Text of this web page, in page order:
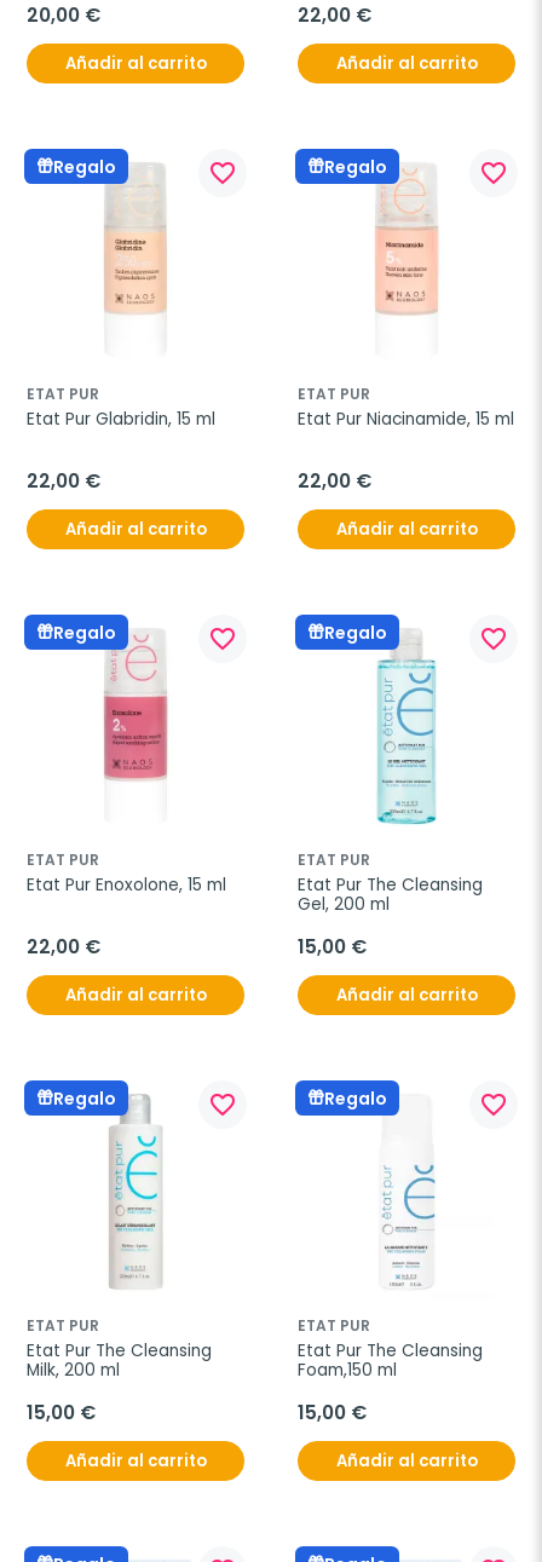
20,00 €
Añadir al carrito
22,00 €
Añadir al carrito
Regalo favorite_border
ETAT PUR
Etat Pur Glabridin, 15 ml
22,00 €
Añadir al carrito
Regalo favorite_border
ETAT PUR
Etat Pur Niacinamide, 15 ml
22,00 €
Añadir al carrito
Regalo favorite_border
ETAT PUR
Etat Pur Enoxolone, 15 ml
22,00 €
Añadir al carrito
Regalo favorite_border
ETAT PUR
Etat Pur The Cleansing
Gel, 200 ml
15,00 €
Añadir al carrito
Regalo favorite_border
ETAT PUR
Etat Pur The Cleansing
Milk, 200 ml
15,00 €
Añadir al carrito
Regalo favorite_border
ETAT PUR
Etat Pur The Cleansing
Foam,150 ml
15,00 €
Añadir al carrito